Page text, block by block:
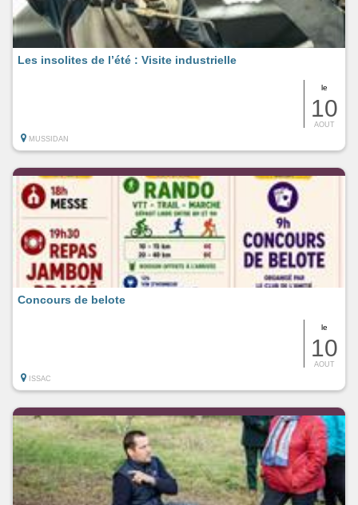
le
10
AOUT
Les insolites de l’été : Visite industrielle
MUSSIDAN
le
10
AOUT
Concours de belote
ISSAC